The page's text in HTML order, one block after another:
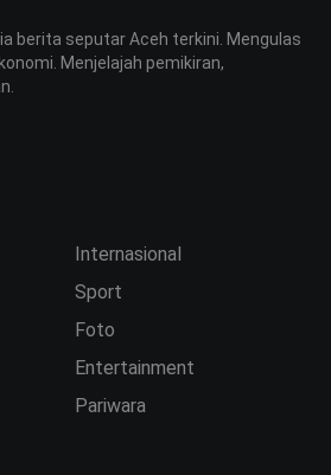
berita seputar Aceh terkini. Mengulas
Menjelajah pemikiran,
Internasional
Sport
Foto
Entertainment
Pariwara